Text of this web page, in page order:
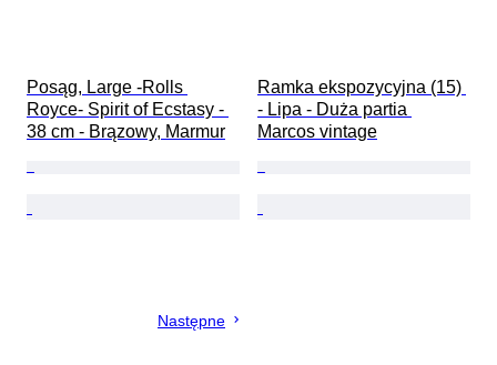
Posąg, Large -Rolls
Royce- Spirit of Ecstasy -
38 cm - Brązowy, Marmur
Ramka ekspozycyjna (15)
- Lipa - Duża partia
Marcos vintage
Następne